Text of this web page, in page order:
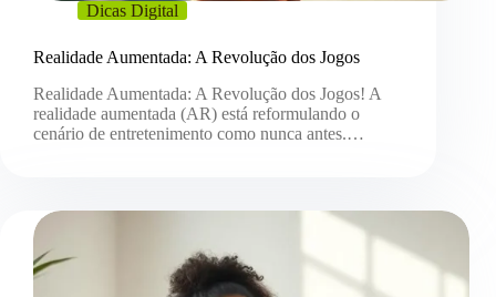
Dicas Digital
Realidade Aumentada: A Revolução dos Jogos
Realidade Aumentada: A Revolução dos Jogos! A
realidade aumentada (AR) está reformulando o
cenário de entretenimento como nunca antes.…